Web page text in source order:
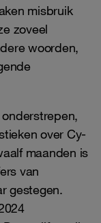
misbruik
zoveel
woorden,
over Cy-
maanden is
van
gestegen.